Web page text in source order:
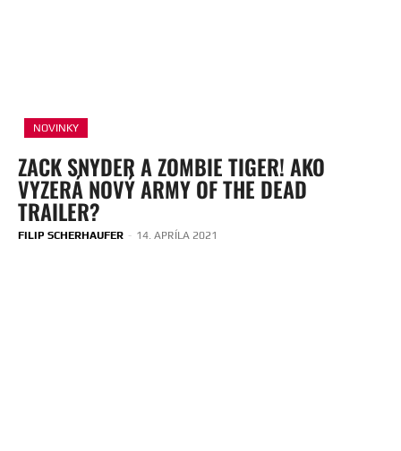
NOVINKY
ZACK SNYDER A ZOMBIE TIGER! AKO
VYZERÁ NOVÝ ARMY OF THE DEAD
TRAILER?
FILIP SCHERHAUFER - 14. APRÍLA 2021